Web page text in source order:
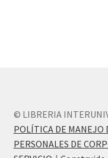
© LIBRERIA
POLÍTICA DE MANEJO
PERSONALES DE